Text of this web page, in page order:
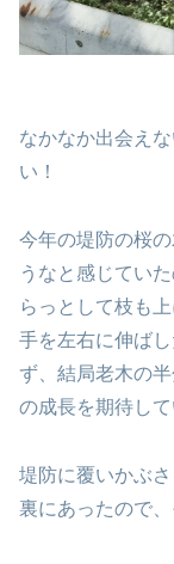
なかなか出会え
い！
今年の堤防の桜
うなと感じてい
らっとして枝も
手を左右に伸ば
ず、結局老木の
の成長を期待して
堤防に覆いかぶ
裏にあったので